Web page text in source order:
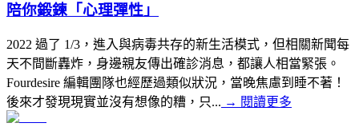
陪你鍛鍊「心理彈性」
2022 過了 1/3，進入與病毒共存的新生活模式，但相關新聞每
天不間斷轟炸，身邊親友傳出確診消息，都讓人相當緊張。
Fourdesire 編輯團隊也經歷過類似狀況，當晚焦慮到睡不著！
後來才發現現實並沒有想像的糟，只... → 閱讀更多